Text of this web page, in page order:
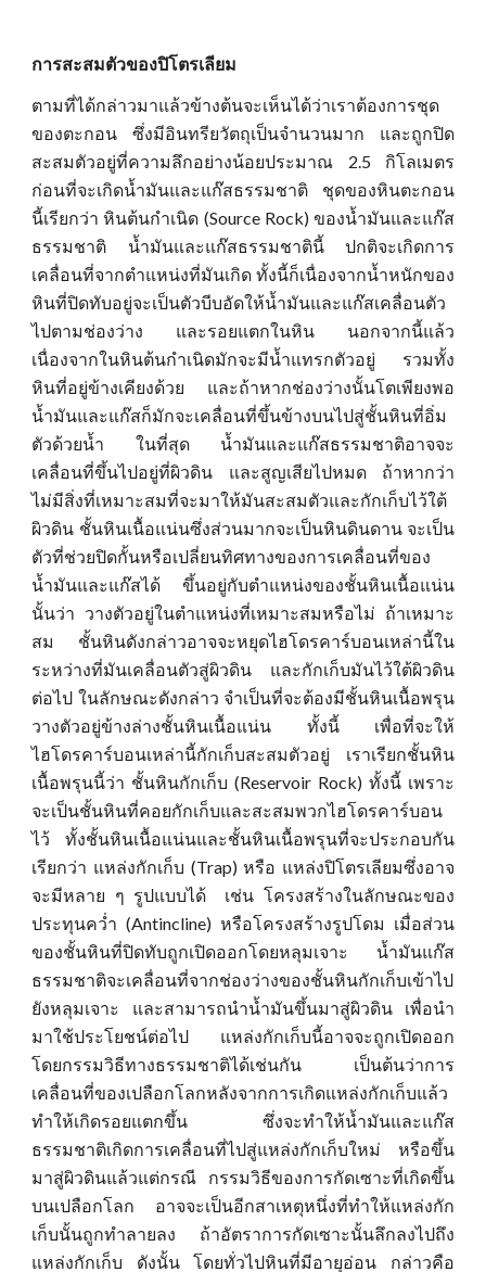
การสะสมตัวของปิโตรเลียม
ตามที่ได้กล่าวมาแล้วข้างต้นจะเห็นได้ว่าเราต้องการชุด
ของตะกอน ซึ่งมีอินทรียวัตถุเป็นจำนวนมาก และถูกปิด
สะสมตัวอยู่ที่ความลึกอย่างน้อยประมาณ 2.5 กิโลเมตร
ก่อนที่จะเกิดน้ำมันและแก๊สธรรมชาติ ชุดของหินตะกอน
นี้เรียกว่า หินต้นกำเนิด (Source Rock) ของน้ำมันและแก๊ส
ธรรมชาติ น้ำมันและแก๊สธรรมชาตินี้ ปกติจะเกิดการ
เคลื่อนที่จากตำแหน่งที่มันเกิด ทั้งนี้ก็เนื่องจากน้ำหนักของ
หินที่ปิดทับอยู่จะเป็นตัวบีบอัดให้น้ำมันและแก๊สเคลื่อนตัว
ไปตามช่องว่าง และรอยแตกในหิน นอกจากนี้แล้ว
เนื่องจากในหินต้นกำเนิดมักจะมีน้ำแทรกตัวอยู่ รวมทั้ง
หินที่อยู่ข้างเคียงด้วย และถ้าหากช่องว่างนั้นโตเพียงพอ
น้ำมันและแก๊สก็มักจะเคลื่อนที่ขึ้นข้างบนไปสู่ชั้นหินที่อิ่ม
ตัวด้วยน้ำ ในที่สุด น้ำมันและแก๊สธรรมชาติอาจจะ
เคลื่อนที่ขึ้นไปอยู่ที่ผิวดิน และสูญเสียไปหมด ถ้าหากว่า
ไม่มีสิ่งที่เหมาะสมที่จะมาให้มันสะสมตัวและกักเก็บไว้ใต้
ผิวดิน ชั้นหินเนื้อแน่นซึ่งส่วนมากจะเป็นหินดินดาน จะเป็น
ตัวที่ช่วยปิดกั้นหรือเปลี่ยนทิศทางของการเคลื่อนที่ของ
น้ำมันและแก๊สได้ ขึ้นอยู่กับตำแหน่งของชั้นหินเนื้อแน่น
นั้นว่า วางตัวอยู่ในตำแหน่งที่เหมาะสมหรือไม่ ถ้าเหมาะ
สม ชั้นหินดังกล่าวอาจจะหยุดไฮโดรคาร์บอนเหล่านี้ใน
ระหว่างที่มันเคลื่อนตัวสู่ผิวดิน และกักเก็บมันไว้ใต้ผิวดิน
ต่อไป ในลักษณะดังกล่าว จำเป็นที่จะต้องมีชั้นหินเนื้อพรุน
วางตัวอยู่ข้างล่างชั้นหินเนื้อแน่น ทั้งนี้ เพื่อที่จะให้
ไฮโดรคาร์บอนเหล่านี้กักเก็บสะสมตัวอยู่ เราเรียกชั้นหิน
เนื้อพรุนนี้ว่า ชั้นหินกักเก็บ (Reservoir Rock) ทั้งนี้ เพราะ
จะเป็นชั้นหินที่คอยกักเก็บและสะสมพวกไฮโดรคาร์บอน
ไว้ ทั้งชั้นหินเนื้อแน่นและชั้นหินเนื้อพรุนที่จะประกอบกัน
เรียกว่า แหล่งกักเก็บ (Trap) หรือ แหล่งปิโตรเลียมซึ่งอาจ
จะมีหลาย ๆ รูปแบบได้ เช่น โครงสร้างในลักษณะของ
ประทุนคว่ำ (Antincline) หรือโครงสร้างรูปโดม เมื่อส่วน
ของชั้นหินที่ปิดทับถูกเปิดออกโดยหลุมเจาะ น้ำมันแก๊ส
ธรรมชาติจะเคลื่อนที่จากช่องว่างของชั้นหินกักเก็บเข้าไป
ยังหลุมเจาะ และสามารถนำน้ำมันขึ้นมาสู่ผิวดิน เพื่อนำ
มาใช้ประโยชน์ต่อไป แหล่งกักเก็บนี้อาจจะถูกเปิดออก
โดยกรรมวิธีทางธรรมชาติได้เช่นกัน เป็นต้นว่าการ
เคลื่อนที่ของเปลือกโลกหลังจากการเกิดแหล่งกักเก็บแล้ว
ทำให้เกิดรอยแตกขึ้น ซึ่งจะทำให้น้ำมันและแก๊ส
ธรรมชาติเกิดการเคลื่อนที่ไปสู่แหล่งกักเก็บใหม่ หรือขึ้น
มาสู่ผิวดินแล้วแต่กรณี กรรมวิธีของการกัดเซาะที่เกิดขึ้น
บนเปลือกโลก อาจจะเป็นอีกสาเหตุหนึ่งที่ทำให้แหล่งกัก
เก็บนั้นถูกทำลายลง ถ้าอัตราการกัดเซาะนั้นลึกลงไปถึง
แหล่งกักเก็บ ดังนั้น โดยทั่วไปหินที่มีอายุอ่อน กล่าวคือ